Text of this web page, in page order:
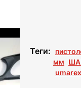
Теги:
мм
umarex